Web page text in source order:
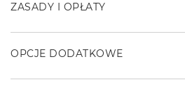
ZASADY I OPŁATY
OPCJE DODATKOWE